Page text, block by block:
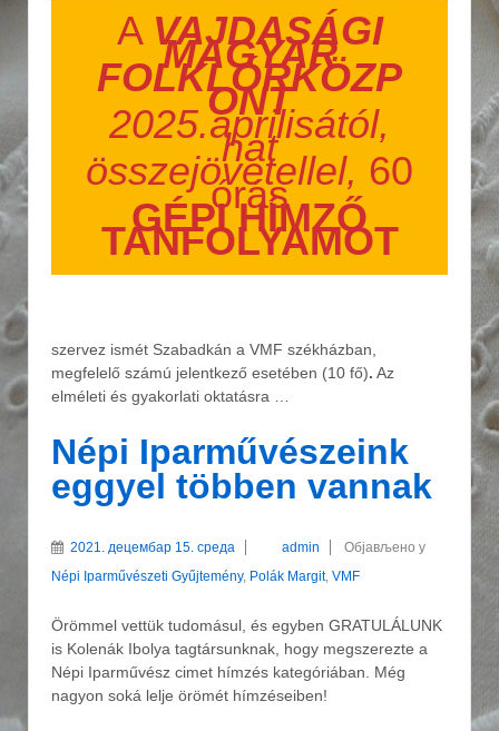
A VAJDASÁGI
MAGYAR
FOLKLÓRKÖZP
ONT
2025.áprilisától,
hat
összejövetellel, 60
órás
GÉPI HÍMZŐ
TANFOLYAMOT
szervez ismét Szabadkán a VMF székházban,
megfelelő számú jelentkező esetében (10 fő). Az
elméleti és gyakorlati oktatásra …
Népi Iparművészeink
eggyel többen vannak
2021. децембар 15. среда admin
Објављено у
Népi Iparművészeti Gyűjtemény, Polák Margit, VMF
Örömmel vettük tudomásul, és egyben GRATULÁLUNK
is Kolenák Ibolya tagtársunknak, hogy megszerezte a
Népi Iparművész cimet hímzés kategóriában. Még
nagyon soká lelje örömét hímzéseiben!